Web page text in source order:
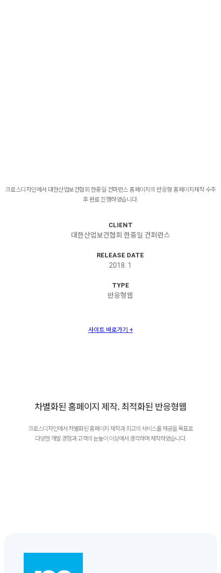
크로스디자인에서 대한산업보건협회 한중일 컨퍼런스 홈페이지의 반응형 홈페이지제작 수주
후 완료 진행하였습니다.
CLIENT
대한산업보건협회 한중일 컨퍼런스
RELEASE DATE
2018. 1
TYPE
반응형웹
사이트 바로가기 +
차별화된 홈페이지 제작. 최적화된 반응형웹
크로스디자인에서 차별화된 홈페이지 제작과 최고의 서비스를 제공을 목표로
다양한 개발 경험과 고객의 눈높이 이상에서 생각하며 제작하였습니다.